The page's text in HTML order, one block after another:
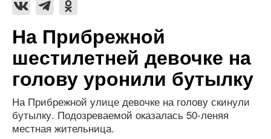
На Прибрежной
шестилетней девочке на
голову уронили бутылку
На Прибрежной улице девочке на голову скинули
бутылку. Подозреваемой оказалась 50-леняя
местная жительница.